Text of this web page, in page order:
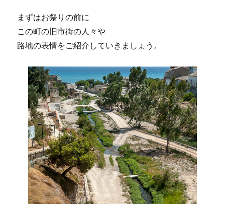
まずはお祭りの前に
この町の旧市街の人々や
路地の表情をご紹介していきましょう。